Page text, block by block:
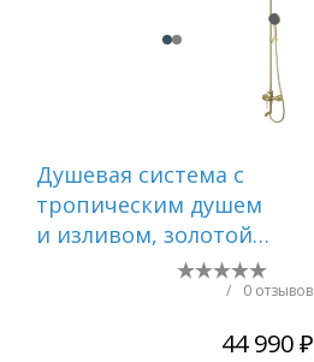
Душевая система с
тропическим душем
и изливом, золотой
матовый, Aiger,
IDDIS, AIGMG3Fi06/ 0 отзывов
44 990 ₽